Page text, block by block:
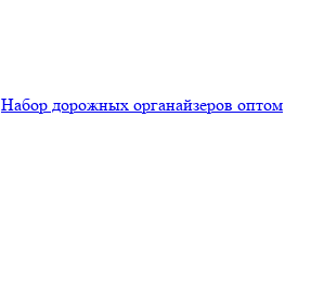
Набор дорожных органайзеров оптом